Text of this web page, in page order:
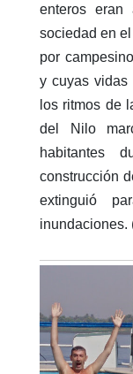
enteros eran
sociedad en
por
y cuyas vidas
los ritmos de
del Nilo
habitantes
construcción
extinguió
inundaciones.